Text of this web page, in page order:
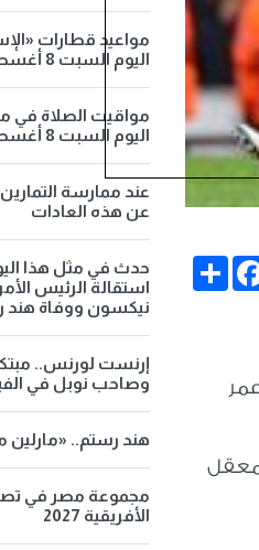
Share
معقل
مواعيد قطارات
اليوم السبت 8 أغسطس 2026
مواقيت الصلاة في
اليوم السبت 8 أغسطس 2026
عند ممارسة
عن هذه العادات
استقالة الرئيس
نيكسون ووفاة هند
إرنست لورنس..
وصاحب نوبل في
هند رستم.. «مارلين
مجموعة مصر في
الأفريقية 2027